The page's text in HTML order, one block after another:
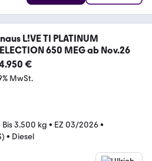
L!VE TI PLATINUM
650 MEG ab Nov.26
€
MwSt.
Bis 3.500 kg • EZ 03/2026•
• Diesel